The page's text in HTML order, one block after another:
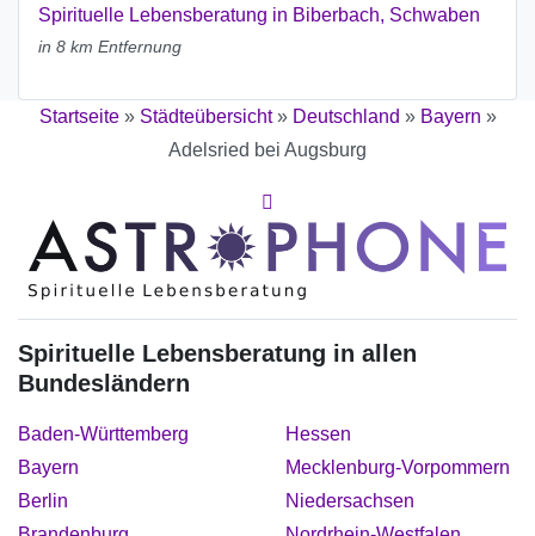
Spirituelle Lebensberatung in Biberbach, Schwaben
in 8 km Entfernung
Startseite» Städteübersicht» Deutschland » Bayern »
Adelsried bei Augsburg
Spirituelle Lebensberatung in allen
Bundesländern
Baden-Württemberg
Bayern
Berlin
Hessen
Mecklenburg-Vorpommern
Niedersachsen